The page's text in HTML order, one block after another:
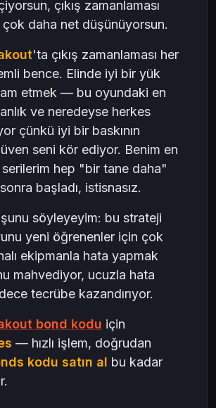
çıkış zamanlaması
daha net düşünüyorsun.
'ta çıkış zamanlaması her
bence. Elinde iyi bir yük
etmek — bu oyundaki en
ve neredeyse herkes
çünkü iyi bir baskının
seni kör ediyor. Benim en
serilerim hep "bir tane daha"
başladı, istisnasız.
söyleyeyim: bu strateji
yeni öğrenenler için çok
ekipmanla hata yapmak
mahvediyor, ucuzla hata
tecrübe kazandırıyor.
bond kodu için
— hızlı işlem, doğrudan
kodu satın al bu kadar